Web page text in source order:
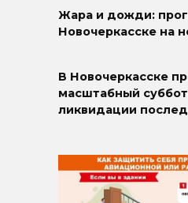
Жара и дожди:
Новочеркасске на
В Новочеркасске
масштабный
ликвидации